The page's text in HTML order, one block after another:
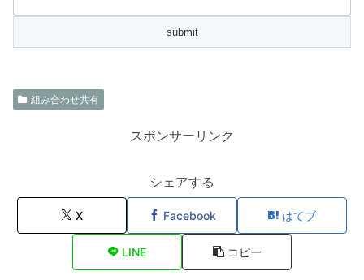
組み合わせ共有
スポンサーリンク
シェアする
X Facebook はてブ
LINE コピー